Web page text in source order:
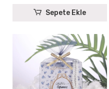
Sepete Ekle